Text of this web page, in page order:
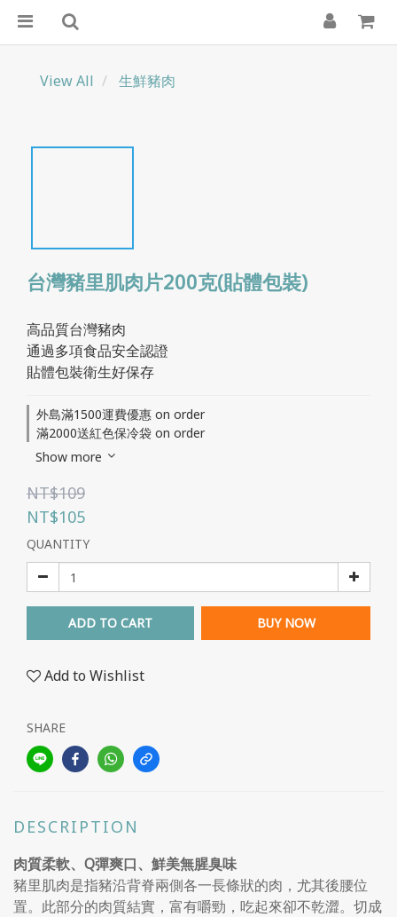
View All 生鮮豬肉
台灣豬里肌肉片200克(貼體包裝)
高品質台灣豬肉
通過多項食品安全認證
貼體包裝衛生好保存
外島滿1500運費優惠 on order
滿2000送紅色保冷袋 on order
Show more
NT$109
NT$105
QUANTITY
ADD TO CART BUY NOW
Add to Wishlist
SHARE
DESCRIPTION
肉質柔軟、Q彈爽口、鮮美無腥臭味
豬里肌肉是指豬沿背脊兩側各一長條狀的肉，尤其後腰位
置。此部分的肉質結實，富有嚼勁，吃起來卻不乾澀。切成